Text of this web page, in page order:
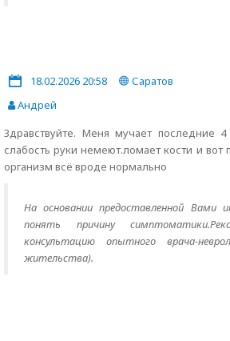
18.02.2026 20:58
Саратов
Андрей
Здравствуйте. Меня мучает последние
слабость руки немеют.ломает кости и вот
организм всё вроде нормально
На основании предоставленной Вами
понять причину
консультацию опытного врача-
жительства).